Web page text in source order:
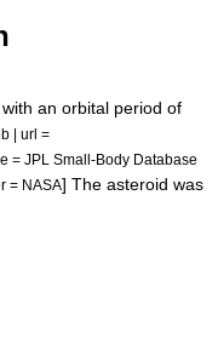
with an orbital period of
| url =
= JPL Small-Body Database
= NASA] The asteroid was